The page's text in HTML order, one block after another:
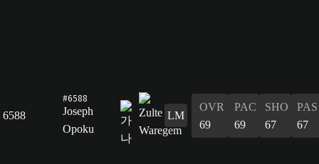
6588
#6588
Joseph
Opoku
LM
OVR
69
PAC
69
SHO
67
PAS
67